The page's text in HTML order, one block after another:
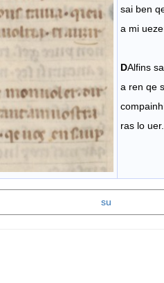
sai ben
a mi
DAlfins
a ren qe
ras lo uer.
su